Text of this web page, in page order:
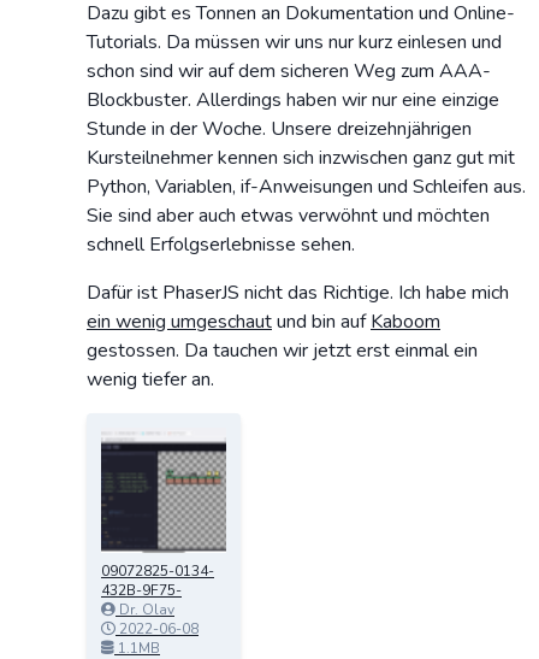
Dazu gibt es Tonnen an Dokumentation und Online-
Tutorials. Da müssen wir uns nur kurz einlesen und
schon sind wir auf dem sicheren Weg zum AAA-
Blockbuster. Allerdings haben wir nur eine einzige
Stunde in der Woche. Unsere dreizehnjährigen
Kursteilnehmer kennen sich inzwischen ganz gut mit
Python, Variablen, if-Anweisungen und Schleifen aus.
Sie sind aber auch etwas verwöhnt und möchten
schnell Erfolgserlebnisse sehen.
Dafür ist PhaserJS nicht das Richtige. Ich habe mich
ein wenig umgeschautund bin aufKaboom
gestossen. Da tauchen wir jetzt erst einmal ein
wenig tiefer an.
09072825-0134-
432B-9F75-
2B704EED45DE.p
ng
Dr. Olav
Schettler
2022-06-08
04:16:32
1.1MB